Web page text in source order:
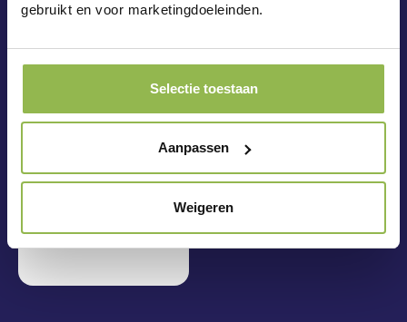
gebruikt en voor marketingdoeleinden.
Selectie toestaan
Aanpassen
Weigeren